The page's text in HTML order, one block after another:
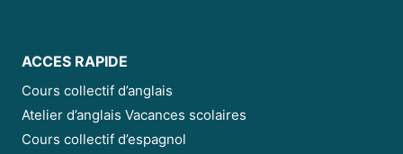
ACCES RAPIDE
Cours collectif d’anglais
Atelier d’anglais Vacances scolaires
Cours collectif d’espagnol